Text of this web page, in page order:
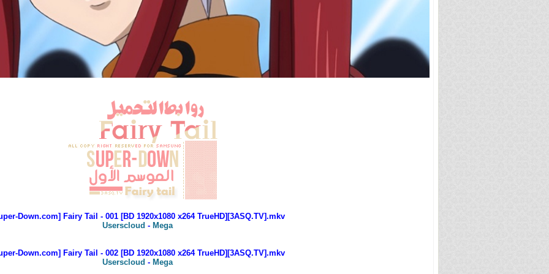
Down.com] Fairy Tail - 001 [BD 1920x1080 x264 TrueHD][3ASQ.TV].mkv]
Userscloud - Mega
Down.com] Fairy Tail - 002 [BD 1920x1080 x264 TrueHD][3ASQ.TV].mkv]
Userscloud - Mega